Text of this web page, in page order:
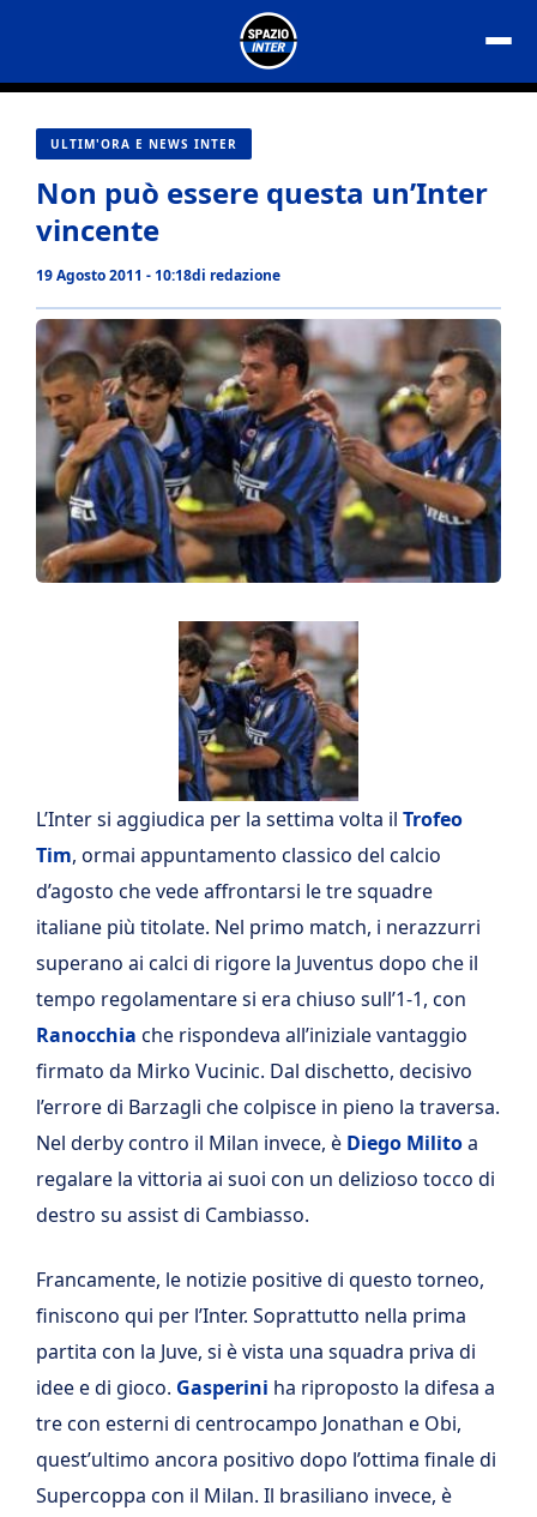
contenuto
ULTIM'ORA E NEWS INTER
Non può essere questa un’Inter
vincente
19 Agosto 2011 - 10:18di redazione
L’Inter si aggiudica per la settima volta il Trofeo
Tim, ormai appuntamento classico del calcio
d’agosto che vede affrontarsi le tre squadre
italiane più titolate. Nel primo match, i nerazzurri
superano ai calci di rigore la Juventus dopo che il
tempo regolamentare si era chiuso sull’1-1, con
Ranocchia che rispondeva all’iniziale vantaggio
firmato da Mirko Vucinic. Dal dischetto, decisivo
l’errore di Barzagli che colpisce in pieno la traversa.
Nel derby contro il Milan invece, è Diego Militoa
regalare la vittoria ai suoi con un delizioso tocco di
destro su assist di Cambiasso.
Francamente, le notizie positive di questo torneo,
finiscono qui per l’Inter. Soprattutto nella prima
partita con la Juve, si è vista una squadra priva di
idee e di gioco. Gasperini ha riproposto la difesa a
tre con esterni di centrocampo Jonathan e Obi,
quest’ultimo ancora positivo dopo l’ottima finale di
Supercoppa con il Milan. Il brasiliano invece, è